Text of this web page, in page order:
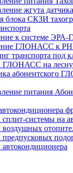
жгута
блока СКЗИ
к системе
ГЛОНАСС к
транспорта под
ГЛОНАСС на
абонентского
питания
сплит-системы на
воздушных
предпусковых
автокондиционера